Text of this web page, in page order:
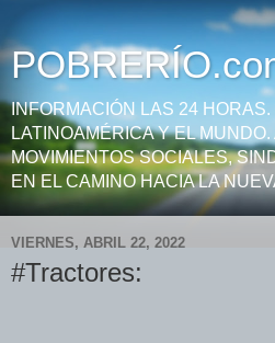
INFORMACIÓN LAS 24
LATINOAMÉRICA Y EL
MOVIMIENTOS SOCIALES,
EN EL CAMINO HACIA LA
VIERNES, ABRIL 22, 2022
#Tractores: